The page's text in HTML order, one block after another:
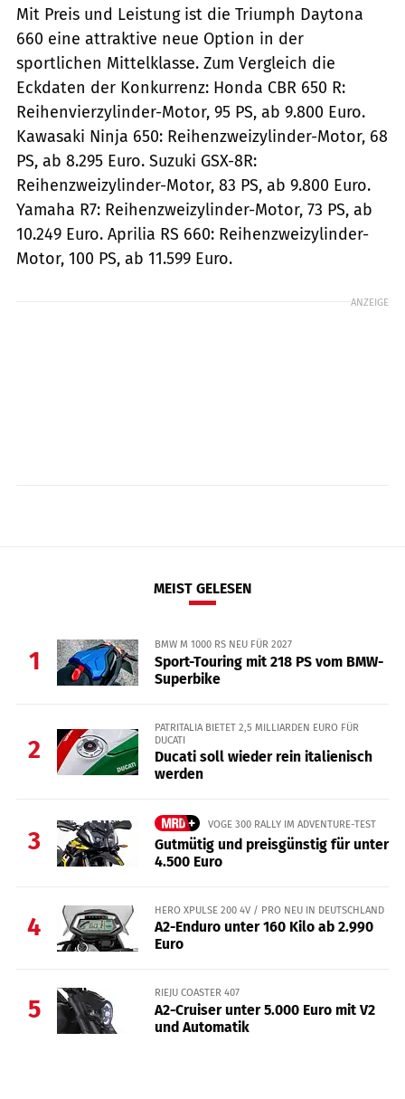
Mit Preis und Leistung ist die Triumph Daytona
660 eine attraktive neue Option in der
sportlichen Mittelklasse. Zum Vergleich die
Eckdaten der Konkurrenz: Honda CBR 650 R:
Reihenvierzylinder-Motor, 95 PS, ab 9.800 Euro.
Kawasaki Ninja 650: Reihenzweizylinder-Motor, 68
PS, ab 8.295 Euro. Suzuki GSX-8R:
Reihenzweizylinder-Motor, 83 PS, ab 9.800 Euro.
Yamaha R7: Reihenzweizylinder-Motor, 73 PS, ab
10.249 Euro. Aprilia RS 660: Reihenzweizylinder-
Motor, 100 PS, ab 11.599 Euro.
ANZEIGE
MEIST GELESEN
1
BMW M 1000 RS NEU FÜR 2027
Sport-Touring mit 218 PS vom BMW-
Superbike
2
PATRITALIA BIETET 2,5 MILLIARDEN EURO FÜR
DUCATI
Ducati soll wieder rein italienisch
werden
3
VOGE 300 RALLY IM ADVENTURE-TEST
Gutmütig und preisgünstig für unter
4.500 Euro
4
HERO XPULSE 200 4V / PRO NEU IN DEUTSCHLAND
A2-Enduro unter 160 Kilo ab 2.990
Euro
5
RIEJU COASTER 407
A2-Cruiser unter 5.000 Euro mit V2
und Automatik